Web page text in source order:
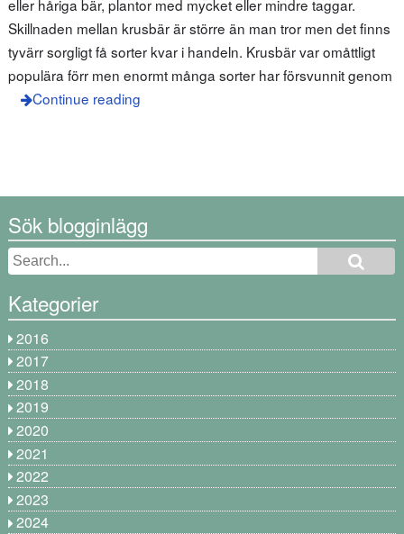
eller håriga bär, plantor med mycket eller mindre taggar.
Skillnaden mellan krusbär är större än man tror men det finns
tyvärr sorgligt få sorter kvar i handeln. Krusbär var omåttligt
populära förr men enormt många sorter har försvunnit genom
Continue reading
Sök blogginlägg
Kategorier
2016
2017
2018
2019
2020
2021
2022
2023
2024